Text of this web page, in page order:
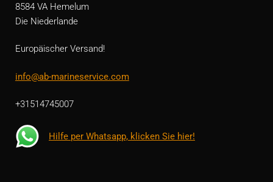
8584 VA Hemelum
Die Niederlande
Europäischer Versand!
info@ab-marineservice.com
+31514745007
Hilfe per Whatsapp, klicken Sie hier!